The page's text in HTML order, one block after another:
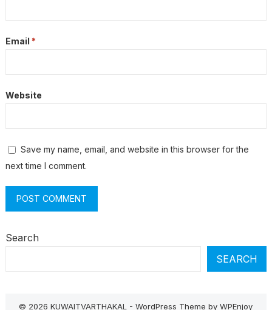
Email *
Website
Save my name, email, and website in this browser for the
next time I comment.
Search
SEARCH
© 2026 KUWAITVARTHAKAL -WordPress Theme byWPEnjoy